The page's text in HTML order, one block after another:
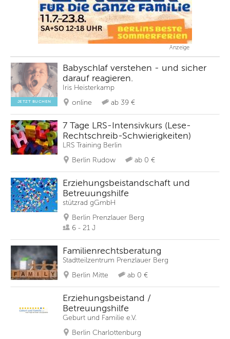
Anzeige
JETZT BUCHEN
Babyschlaf verstehen - und sicher
darauf reagieren.
Iris Heisterkamp
online
ab 39 €
7 Tage LRS-Intensivkurs (Lese-
Rechtschreib-Schwierigkeiten)
LRS Training Berlin
Berlin Rudow
ab 0 €
Erziehungsbeistandschaft und
Betreuungshilfe
stützrad gGmbH
Berlin Prenzlauer Berg
6 - 21 J
Familienrechtsberatung
Stadtteilzentrum Prenzlauer Berg
Berlin Mitte
ab 0 €
Erziehungsbeistand /
Betreuungshilfe
Geburt und Familie e.V.
Berlin Charlottenburg